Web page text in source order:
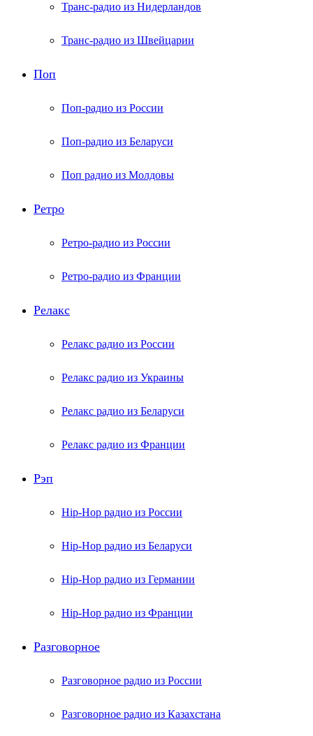
Транс-радио из Нидерландов
Транс-радио из Швейцарии
Поп
Поп-радио из России
Поп-радио из Беларуси
Поп радио из Молдовы
Ретро
Ретро-радио из России
Ретро-радио из Франции
Релакс
Релакс радио из России
Релакс радио из Украины
Релакс радио из Беларуси
Релакс радио из Франции
Рэп
Hip-Hop радио из России
Hip-Hop радио из Беларуси
Hip-Hop радио из Германии
Hip-Hop радио из Франции
Разговорное
Разговорное радио из России
Разговорное радио из Казахстана